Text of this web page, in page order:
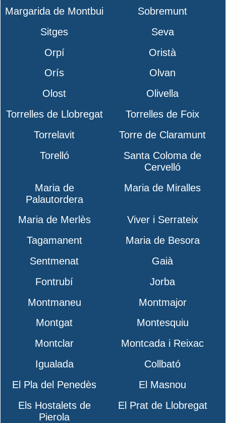
Margarida de Montbui
Sobremunt
Sitges
Seva
Orpí
Oristà
Orís
Olvan
Olost
Olivella
Torrelles de Llobregat
Torrelles de Foix
Torrelavit
Torre de Claramunt
Torelló
Santa Coloma de
Cervelló
Maria de
Palautordera
Maria de Miralles
Maria de Merlès
Viver i Serrateix
Tagamanent
Maria de Besora
Sentmenat
Gaià
Fontrubí
Jorba
Montmaneu
Montmajor
Montgat
Montesquiu
Montclar
Montcada i Reixac
Igualada
Collbató
El Pla del Penedès
El Masnou
Els Hostalets de
Pierola
El Prat de Llobregat